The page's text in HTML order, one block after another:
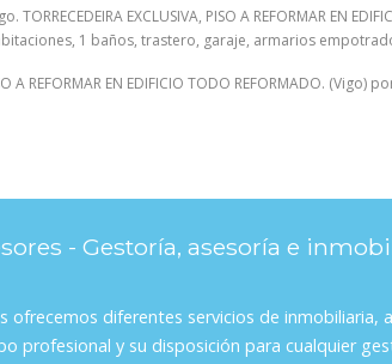
TORRECEDEIRA EXCLUSIVA, PISO A REFORMAR EN
1 baños, trastero, garaje, armarios
A REFORMAR EN EDIFICIO TODO REFORMADO.
- Gestoría, asesoría e
ofrecemos diferentes servicios de inmobiliaria,
profesional y su disposición para cualquier